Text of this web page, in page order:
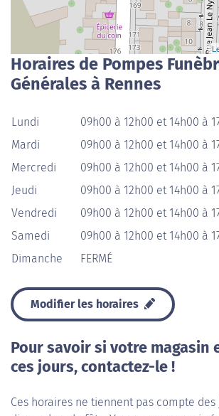
Horaires de Pompes
Générales à Rennes
Lundi
09h00 à 12h00 et 14h00 à
Mardi
09h00 à 12h00 et 14h00 à
Mercredi
09h00 à 12h00 et 14h00 à
Jeudi
09h00 à 12h00 et 14h00 à
Vendredi
09h00 à 12h00 et 14h00 à
Samedi
09h00 à 12h00 et 14h00 à
Dimanche
FERMÉ
Modifier les horaires
Pour savoir si votre magasin
ces jours, contactez-le !
Ces horaires ne tiennent pas compte